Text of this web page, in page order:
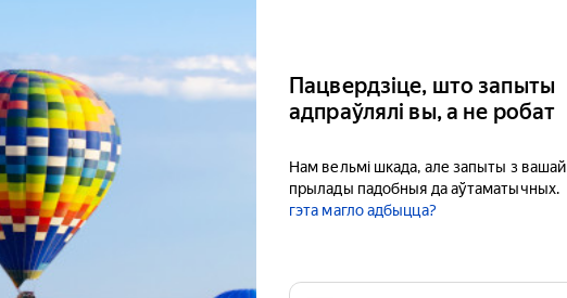
Пацвердзіце, што запыты
адпраўлялі вы, а не робат
Нам вельмі шкада, але запыты з вашай
прылады падобныя да аўтаматычных.
гэта магло адбыцца?